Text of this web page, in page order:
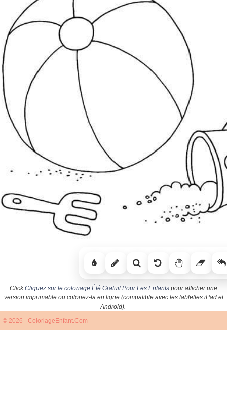
ClickCliquez sur le coloriage Été Gratuit Pour Les Enfants pour afficher une
version imprimable ou coloriez-la en ligne (compatible avec les tablettes iPad et
Android).
© 2026 - ColoriageEnfant.Com